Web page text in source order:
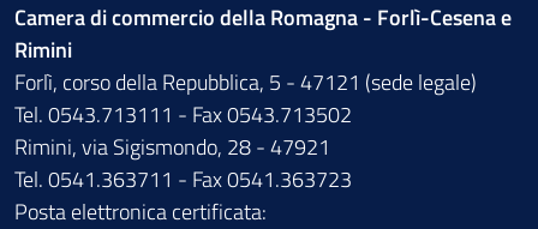
Camera di commercio della Romagna - Forlì-Cesena e
Rimini
Forlì, corso della Repubblica, 5 - 47121 (sede legale)
Tel. 0543.713111 - Fax 0543.713502
Rimini, via Sigismondo, 28 - 47921
Tel. 0541.363711 - Fax 0541.363723
Posta elettronica certificata: